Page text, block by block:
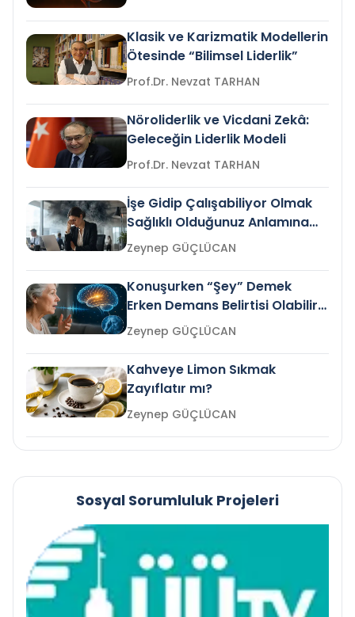
Klasik ve Karizmatik Modellerin
Ötesinde “Bilimsel Liderlik”
Prof.Dr. Nevzat TARHAN
Nöroliderlik ve Vicdani Zekâ:
Geleceğin Liderlik Modeli
Prof.Dr. Nevzat TARHAN
İşe Gidip Çalışabiliyor Olmak
Sağlıklı Olduğunuz Anlamına
Gelir mi?Zeynep GÜÇLÜCAN
Konuşurken “Şey” Demek
Erken Demans Belirtisi Olabilir
mi?
Zeynep GÜÇLÜCAN
Kahveye Limon Sıkmak
Zayıflatır mı?
Zeynep GÜÇLÜCAN
Sosyal Sorumluluk Projeleri